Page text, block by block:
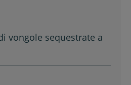
vongole sequestrate a